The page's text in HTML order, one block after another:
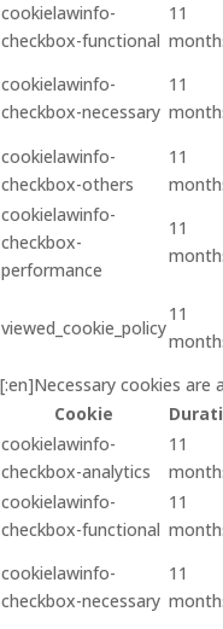
cookielawinfo-
checkbox-functional
11
cookielawinfo-
checkbox-necessary
11
cookielawinfo-
checkbox-others
11
cookielawinfo-
checkbox-
performance
11
viewed_cookie_policy
11
[:en]Necessary cookies
Cookie
cookielawinfo-
checkbox-analytics
11
cookielawinfo-
checkbox-functional
11
cookielawinfo-
checkbox-necessary
11